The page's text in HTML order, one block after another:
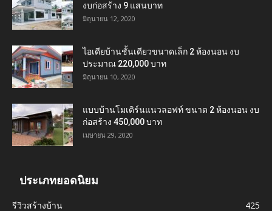
งบก่อสร้าง 9 แสนบาท
มิถุนายน 12, 2020
ไอเดียบ้านชั้นเดียวขนาดเล็ก 2 ห้องนอน งบ
ประมาณ 220,000 บาท
มิถุนายน 10, 2020
แบบบ้านโมเดิร์นแนวลอฟท์ ขนาด 2 ห้องนอน งบ
ก่อสร้าง 450,000 บาท
เมษายน 29, 2020
ประเภทยอดนิยม
รีวิวสร้างบ้าน
425